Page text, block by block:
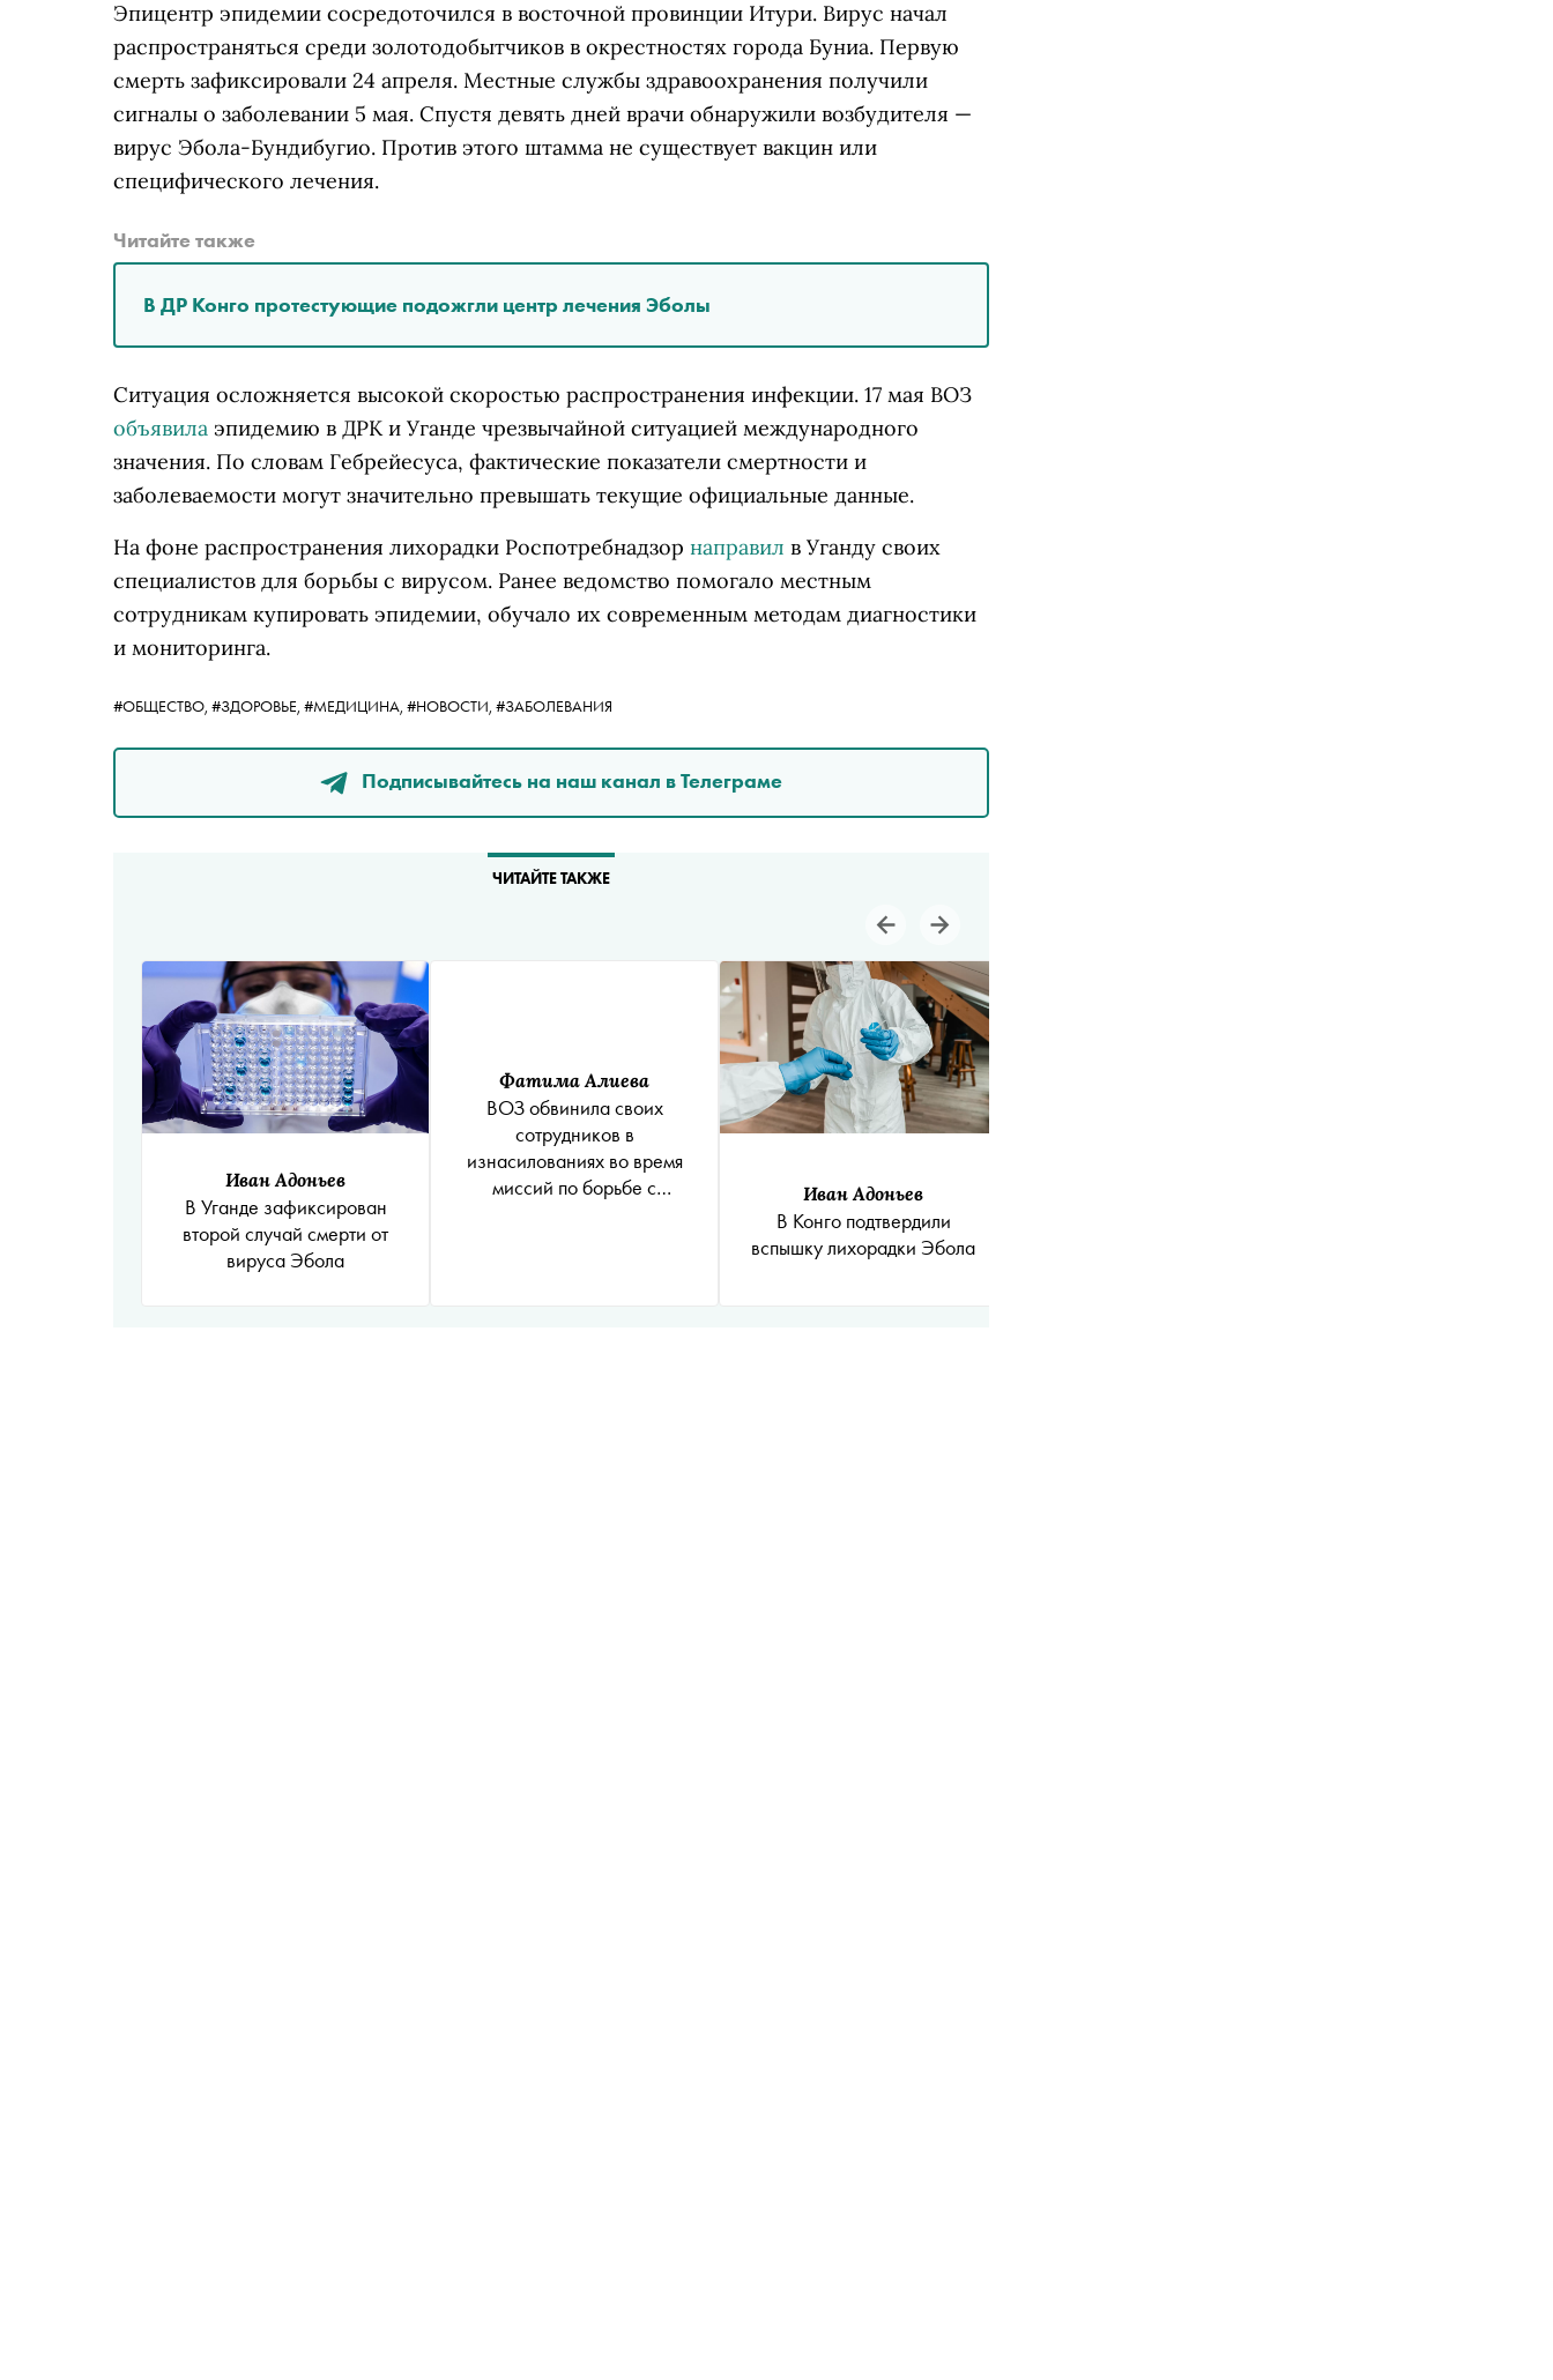
Эпицентр эпидемии сосредоточился в восточной провинции Итури. Вирус начал
распространяться среди золотодобытчиков в окрестностях города Буниа. Первую
смерть зафиксировали 24 апреля. Местные службы здравоохранения получили
сигналы о заболевании 5 мая. Спустя девять дней врачи обнаружили возбудителя —
вирус Эбола-Бундибугио. Против этого штамма не существует вакцин или
специфического лечения.
Читайте также
В ДР Конго протестующие подожгли центр лечения Эболы
Ситуация осложняется высокой скоростью распространения инфекции. 17 мая ВОЗ
объявила эпидемию в ДРК и Уганде чрезвычайной ситуацией международного
значения. По словам Гебрейесуса, фактические показатели смертности и
заболеваемости могут значительно превышать текущие официальные данные.
На фоне распространения лихорадки Роспотребнадзор направил в Уганду своих
специалистов для борьбы с вирусом. Ранее ведомство помогало местным
сотрудникам купировать эпидемии, обучало их современным методам диагностики
и мониторинга.
#ОБЩЕСТВО, #ЗДОРОВЬЕ, #МЕДИЦИНА, #НОВОСТИ, #ЗАБОЛЕВАНИЯ
Подписывайтесь на наш канал в Телеграме
ЧИТАЙТЕ ТАКЖЕ
Иван Адоньев
В Уганде зафиксирован
второй случай смерти от
вируса Эбола
Фатима Алиева
ВОЗ обвинила своих
сотрудников в
изнасилованиях во время
миссий по борьбе с
Иван Адоньев
В Конго подтвердили
вспышку лихорадки Эбола